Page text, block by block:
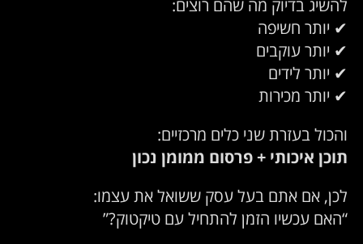
להשיג בדיוק מה שהם רוצים:
✔ יותר חשיפה
✔ יותר עוקבים
✔ יותר לידים
✔ יותר מכירות
והכול בעזרת שני כלים מרכזיים:
תוכן איכותי + פרסום ממומן נכון
לכן, אם אתם בעל עסק ששואל את עצמו:
“האם עכשיו הזמן להתחיל עם טיקטוק?”